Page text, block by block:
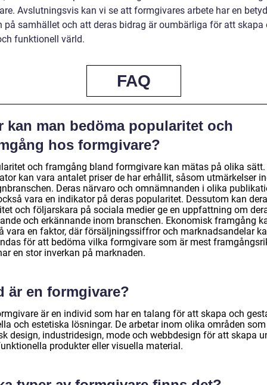
Avslutningsvis kan vi se att formgivares arbete har en
på samhället och att deras bidrag är oumbärliga för att skapa
funktionell värld.
FAQ
kan man bedöma popularitet och
hos formgivare?
och framgång bland formgivare kan mätas på olika sätt.
kan vara antalet priser de har erhållit, såsom utmärkelser
Deras närvaro och omnämnanden i olika
vara en indikator på deras popularitet. Dessutom kan
och följarskara på sociala medier ge en uppfattning om
och erkännande inom branschen. Ekonomisk framgång
vara en faktor, där försäljningssiffror och marknadsandelar
för att bedöma vilka formgivare som är mest
en stor inverkan på marknaden.
är en formgivare?
är en individ som har en talang för att skapa och
och estetiska lösningar. De arbetar inom olika områden som
design, industridesign, mode och webbdesign för att skapa
produkter eller visuella material.